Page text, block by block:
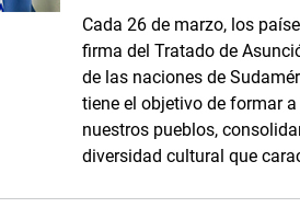
Cada 26 de marzo, los
firma del Tratado de
de las naciones de
tiene el objetivo de formar
nuestros pueblos,
diversidad cultural que